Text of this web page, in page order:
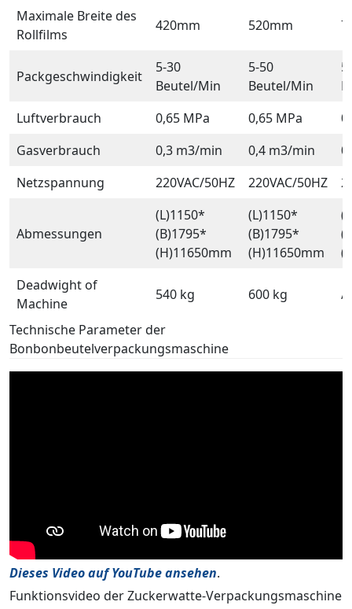
Maximale Breite des
Rollfilms
420mm 520mm
Packgeschwindigkeit
5-30
Beutel/Min
5-50
Beutel/Min
Luftverbrauch
0,65 MPa 0,65 MPa
Gasverbrauch
0,3 m3/min 0,4 m3/min
Netzspannung
220VAC/50HZ 220VAC/50HZ
Abmessungen
(L)1150*
(B)1795*
(H)11650mm
(L)1150*
(B)1795*
(H)11650mm
Deadwight of
Machine
540 kg 600 kg /
Technische Parameter der
Bonbonbeutelverpackungsmaschine
Dieses Video auf YouTube ansehen.
Funktionsvideo der Zuckerwatte-Verpackungsmaschine